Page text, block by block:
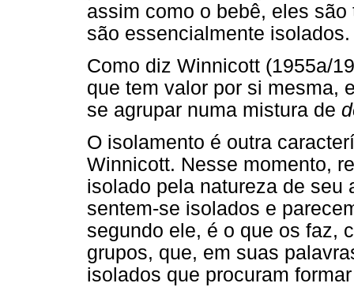
assim como o bebê, eles
são essencialmente isolados.
Como diz Winnicott (1955a/
que tem valor por si mesma,
se agrupar numa mistura de
O isolamento é outra
Winnicott. Nesse momento,
isolado pela natureza de seu
sentem-se isolados e
segundo ele, é o que os faz,
grupos, que, em suas
isolados que procuram